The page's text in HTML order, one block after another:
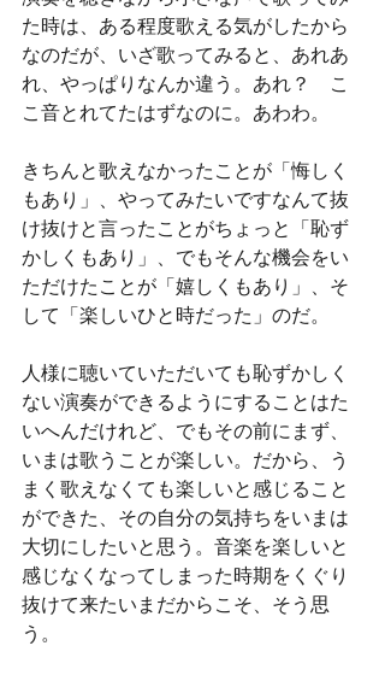
た時は、ある程度歌える気がしたから
なのだが、いざ歌ってみると、あれあ
れ、やっぱりなんか違う。あれ？　こ
こ音とれてたはずなのに。あわわ。
きちんと歌えなかったことが「悔しく
もあり」、やってみたいですなんて抜
け抜けと言ったことがちょっと「恥ず
かしくもあり」、でもそんな機会をい
ただけたことが「嬉しくもあり」、そ
して「楽しいひと時だった」のだ。
人様に聴いていただいても恥ずかしく
ない演奏ができるようにすることはた
いへんだけれど、でもその前にまず、
いまは歌うことが楽しい。だから、う
まく歌えなくても楽しいと感じること
ができた、その自分の気持ちをいまは
大切にしたいと思う。音楽を楽しいと
感じなくなってしまった時期をくぐり
抜けて来たいまだからこそ、そう思
う。